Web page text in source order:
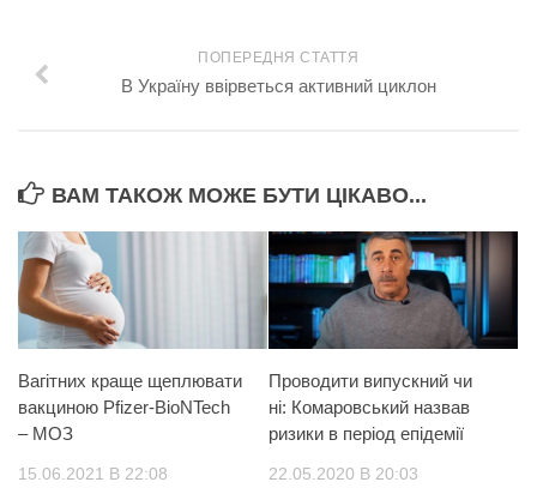
ПОПЕРЕДНЯ СТАТТЯ
В Україну ввірветься активний циклон
ВАМ ТАКОЖ МОЖЕ БУТИ ЦІКАВО...
Вагітних краще щеплювати
вакциною Pfizer-BioNTech
– МОЗ
15.06.2021 В 22:08
Проводити випускний чи
ні: Комаровський назвав
ризики в період епідемії
22.05.2020 В 20:03